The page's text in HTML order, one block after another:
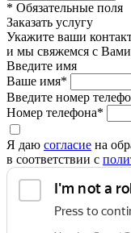
* Обязательные поля
Заказать услугу
Укажите ваши
и мы свяжемся с
Введите имя
Ваше имя*
Введите номер
Номер телефона*
Я даю согласие на
в соответствии с